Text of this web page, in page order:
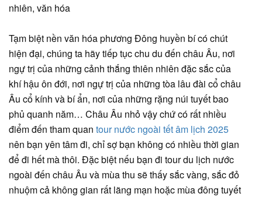
nhiên, văn hóa
Tạm biệt nền văn hóa phương Đông huyền bí có chút
hiện đại, chúng ta hãy tiếp tục chu du đến châu Âu, nơi
ngự trị của những cảnh thắng thiên nhiên đặc sắc của
khí hậu ôn đới, nơi ngự trị của những tòa lâu đài cổ châu
Âu cổ kính và bí ẩn, nơi của những rặng núi tuyết bao
phủ quanh năm… Châu Âu nhỏ vậy chứ có rất nhiều
điểm đến tham quan tour nước ngoài tết âm lịch 2025
nên bạn yên tâm đi, chỉ sợ bạn không có nhiều thời gian
để đi hết mà thôi. Đặc biệt nếu bạn đi tour du lịch nước
ngoài đến châu Âu và mùa thu sẽ thấy sắc vàng, sắc đỏ
nhuộm cả không gian rất lãng mạn hoặc mùa đông tuyết